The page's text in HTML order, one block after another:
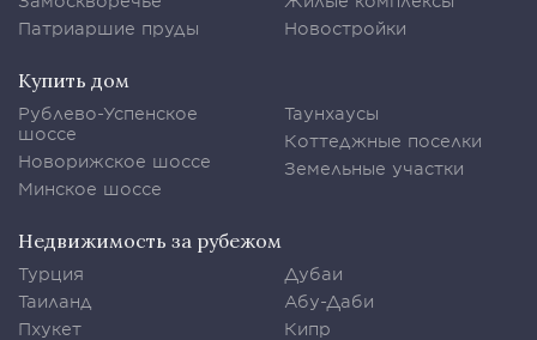
Патриаршие пруды
Новостройки
Купить дом
Рублево-Успенское
шоссе
Новорижское шоссе
Минское шоссе
Таунхаусы
Коттеджные поселки
Земельные участки
Недвижимость за рубежом
Турция
Таиланд
Пхукет
Дубаи
Абу-Даби
Кипр